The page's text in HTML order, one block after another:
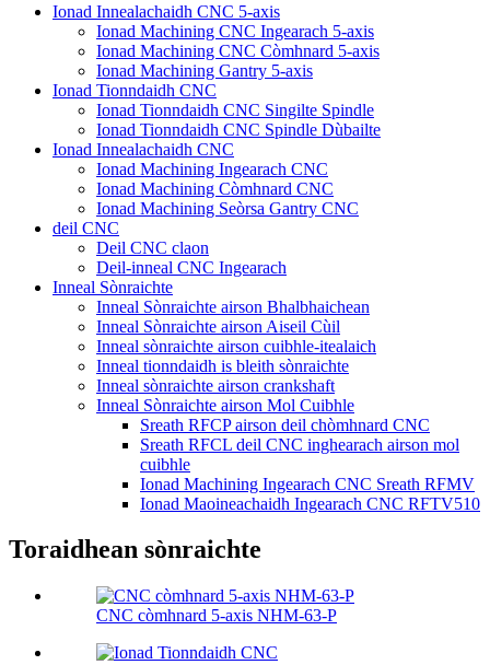
Ionad Innealachaidh CNC 5-axis
Ionad Machining CNC Ingearach 5-axis
Ionad Machining CNC Còmhnard 5-axis
Ionad Machining Gantry 5-axis
Ionad Tionndaidh CNC
Ionad Tionndaidh CNC Singilte Spindle
Ionad Tionndaidh CNC Spindle Dùbailte
Ionad Innealachaidh CNC
Ionad Machining Ingearach CNC
Ionad Machining Còmhnard CNC
Ionad Machining Seòrsa Gantry CNC
deil CNC
Deil CNC claon
Deil-inneal CNC Ingearach
Inneal Sònraichte
Inneal Sònraichte airson Bhalbhaichean
Inneal Sònraichte airson Aiseil Cùil
Inneal sònraichte airson cuibhle-itealaich
Inneal tionndaidh is bleith sònraichte
Inneal sònraichte airson crankshaft
Inneal Sònraichte airson Mol Cuibhle
Sreath RFCP airson deil chòmhnard CNC
Sreath RFCL deil CNC inghearach airson mol
cuibhle
Ionad Machining Ingearach CNC Sreath RFMV
Ionad Maoineachaidh Ingearach CNC RFTV510
Toraidhean sònraichte
CNC còmhnard 5-axis NHM-63-P